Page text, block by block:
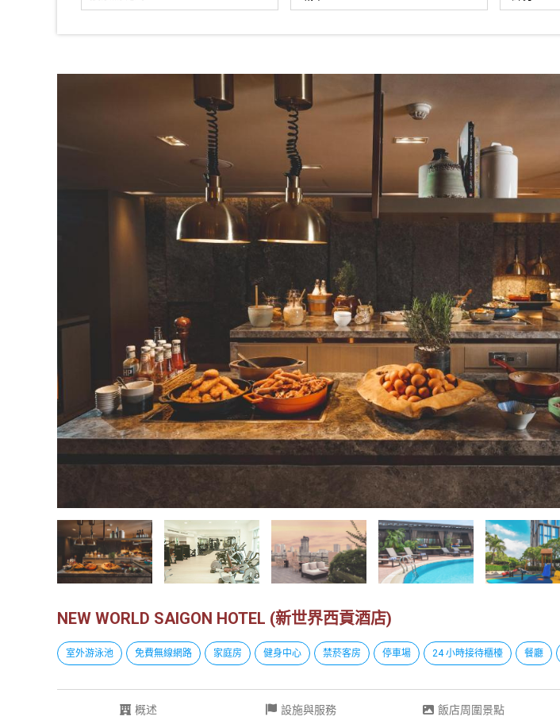
NEW WORLD SAIGON HOTEL (新世界西貢酒店)
室外游泳池 免費無線網路 家庭房 健身中心 禁菸客房 停車場 24 小時接待櫃檯 餐廳
概述 設施與服務 飯店周圍景點